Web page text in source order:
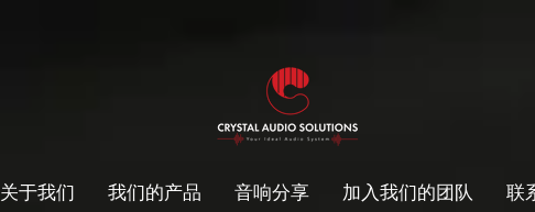
关于我们 我们的产品 音响分享 加入我们的团队 联